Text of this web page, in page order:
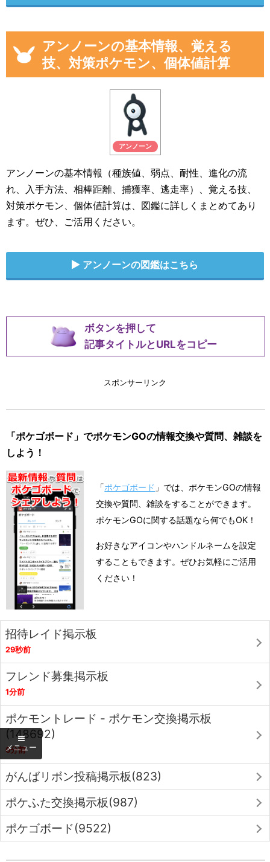
アンノーンの基本情報、覚える
技、対策ポケモン、個体値計算
アンノーン
アンノーンの基本情報（種族値、弱点、耐性、進化の流
れ、入手方法、相棒距離、捕獲率、逃走率）、覚える技、
対策ポケモン、個体値計算は、図鑑に詳しくまとめてあり
ます。ぜひ、ご活用ください。
アンノーンの図鑑はこちら
ボタンを押して
記事タイトルとURLをコピー
スポンサーリンク
「ポケゴボード」でポケモンGOの情報交換や質問、雑談を
しよう！
「ポケゴボード 」では、ポケモンGOの情報
交換や質問、雑談をすることができます。
ポケモンGOに関する話題なら何でもOK！
お好きなアイコンやハンドルネームを設定
することもできます。ぜひお気軽にご活用
ください！
招待レイド掲示板
29秒前
フレンド募集掲示板
1分前
ポケモントレード - ポケモン交換掲示板
(148692)
6分前
がんばリボン投稿掲示板(823)
ポケふた交換掲示板(987)
ポケゴボード(9522)